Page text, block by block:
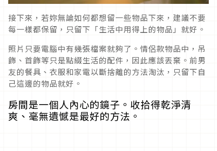
接下來，若妳無論如何都想留一些物品下來，建議不要
每一樣都保留，只留下「生活中用得上的物品」就好。
照片只要電腦中有幾張檔案就夠了。情侶款物品中，吊
飾、首飾等只是點綴生活的配件，因此應該丟棄。前男
友的餐具、衣服和家電以斷捨離的方法淘汰，只留下自
己這邊的物品就好。
房間是一個人內心的鏡子。收拾得乾淨清
爽、毫無遺憾是最好的方法。